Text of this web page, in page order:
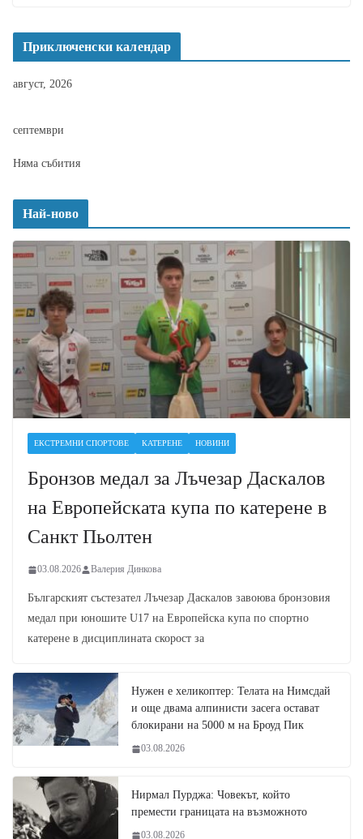
Приключенски календар
август, 2026
септември
Няма събития
Най-ново
ЕКСТРЕМНИ СПОРТОВЕ КАТЕРЕНЕ НОВИНИ
Бронзов медал за Лъчезар Даскалов
на Европейската купа по катерене в
Санкт Пьолтен
03.08.2026 Валерия Динкова
Българският състезател Лъчезар Даскалов завоюва бронзовия
медал при юношите U17 на Европейска купа по спортно
катерене в дисциплината скорост за
Нужен е хеликоптер: Телата на Нимсдай
и още двама алпинисти засега остават
блокирани на 5000 м на Броуд Пик
03.08.2026
Нирмал Пурджа: Човекът, който
премести границата на възможното
03.08.2026